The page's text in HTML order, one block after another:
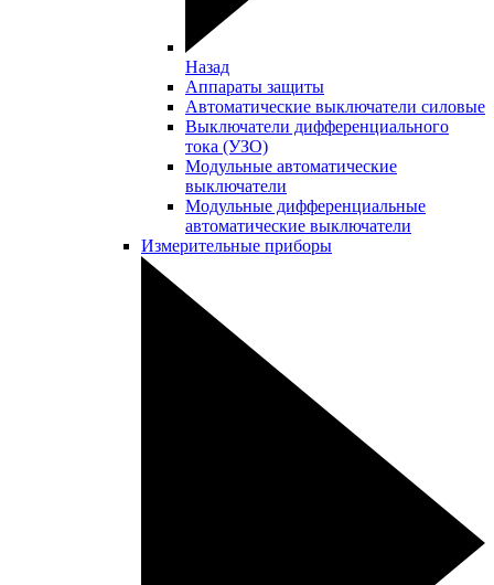
Назад
Аппараты защиты
Автоматические выключатели силовые
Выключатели дифференциального
тока (УЗО)
Модульные автоматические
выключатели
Модульные дифференциальные
автоматические выключатели
Измерительные приборы